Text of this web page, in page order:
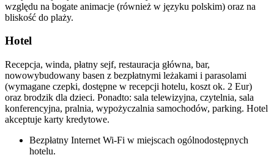
względu na bogate animacje (również w języku polskim) oraz na
bliskość do plaży.
Hotel
Recepcja, winda, płatny sejf, restauracja główna, bar,
nowowybudowany basen z bezpłatnymi leżakami i parasolami
(wymagane czepki, dostępne w recepcji hotelu, koszt ok. 2 Eur)
oraz brodzik dla dzieci. Ponadto: sala telewizyjna, czytelnia, sala
konferencyjna, pralnia, wypożyczalnia samochodów, parking. Hotel
akceptuje karty kredytowe.
Bezpłatny Internet Wi-Fi w miejscach ogólnodostępnych
hotelu.